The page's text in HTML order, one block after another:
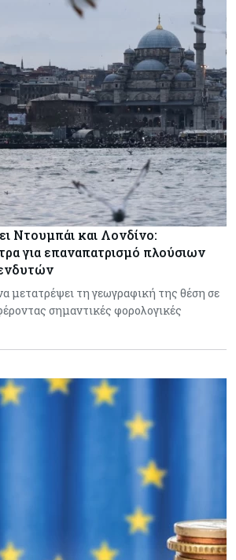
Ντουμπάι και Λονδίνο:
για επαναπατρισμό πλούσιων
μετατρέψει τη γεωγραφική της θέση σε
σημαντικές φορολογικές